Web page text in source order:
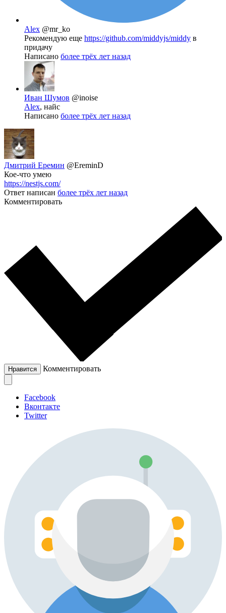
Alex @mr_ko
Рекомендую еще https://github.com/middyjs/middy в
придачу
Написано более трёх лет назад
Иван Шумов @inoise
Alex, найс
Написано более трёх лет назад
Дмитрий Еремин @EreminD
Кое-что умею
https://nestjs.com/
Ответ написан более трёх лет назад
Комментировать
Нравится Комментировать
Facebook
Вконтакте
Twitter